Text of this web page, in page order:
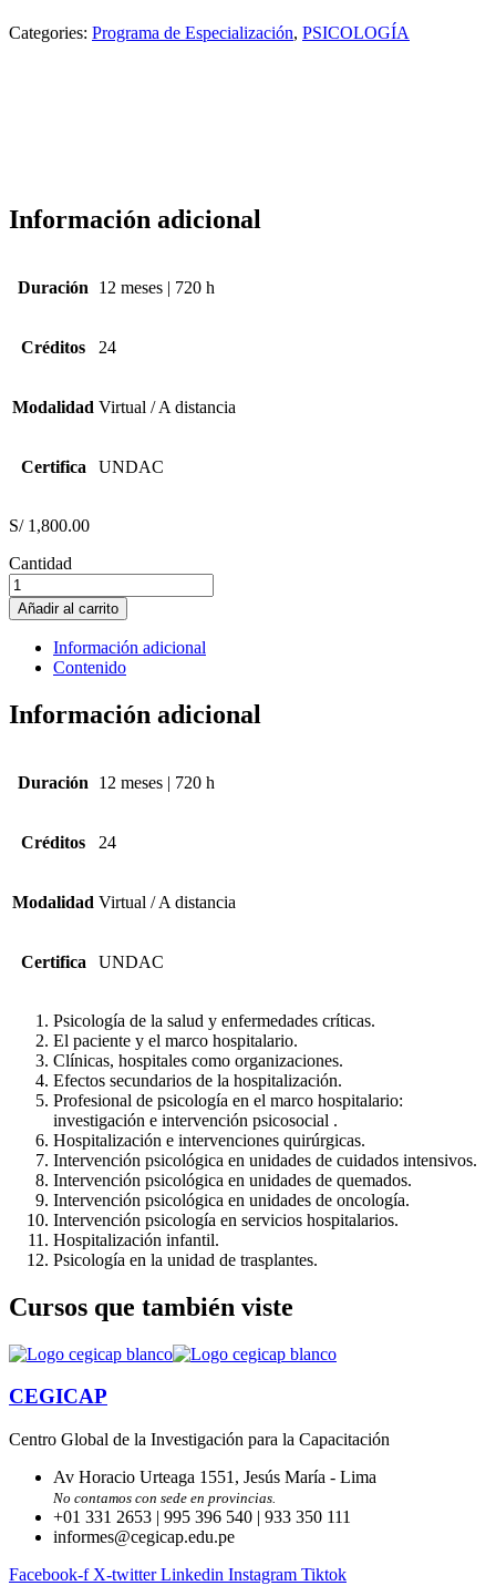
Categories: Programa de Especialización, PSICOLOGÍA
Información adicional
Duración 12 meses | 720 h
Créditos 24
Modalidad Virtual / A distancia
Certifica UNDAC
S/1,800.00
Cantidad
PSICOLOGÍA
HOSPITALARIA
ORGANIZACIONAL
cantidad
Añadir al carrito
Información adicional
Contenido
Información adicional
Duración 12 meses | 720 h
Créditos 24
Modalidad Virtual / A distancia
Certifica UNDAC
Psicología de la salud y enfermedades críticas.
El paciente y el marco hospitalario.
Clínicas, hospitales como organizaciones.
Efectos secundarios de la hospitalización.
Profesional de psicología en el marco hospitalario:
investigación e intervención psicosocial .
Hospitalización e intervenciones quirúr­gicas.
Intervención psicológica en unidades de cuidados intensivos.
Intervención psicológica en unidades de quemados.
Intervención psicológica en unidades de oncología.
Intervención psicología en servicios hospitalarios.
Hospitalización infantil.
Psicología en la unidad de trasplantes.
Cursos que también viste
CEGICAP
Centro Global de la Investigación para la Capacitación
Av Horacio Urteaga 1551, Jesús María - Lima
No contamos con sede en provincias.
+01 331 2653 | 995 396 540 | 933 350 111
informes@cegicap.edu.pe
Facebook-f X-twitter Linkedin Instagram Tiktok